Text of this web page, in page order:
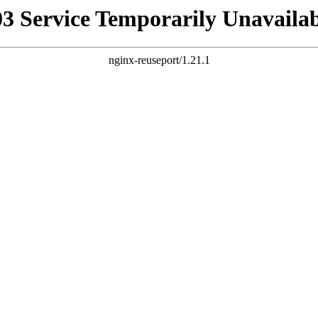
Service Temporarily
nginx-reuseport/1.21.1